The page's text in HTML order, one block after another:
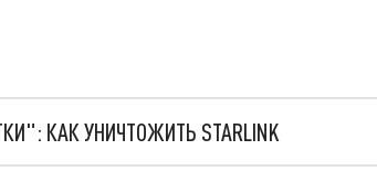
КАК УНИЧТОЖИТЬ STARLINK